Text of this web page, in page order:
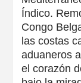
Índico.
Congo
las costas
aduaneros
el corazón